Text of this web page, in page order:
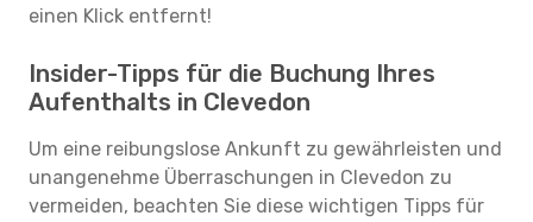
einen Klick entfernt!
Insider-Tipps für die Buchung Ihres
Aufenthalts in Clevedon
Um eine reibungslose Ankunft zu gewährleisten und
unangenehme Überraschungen in Clevedon zu
vermeiden, beachten Sie diese wichtigen Tipps für